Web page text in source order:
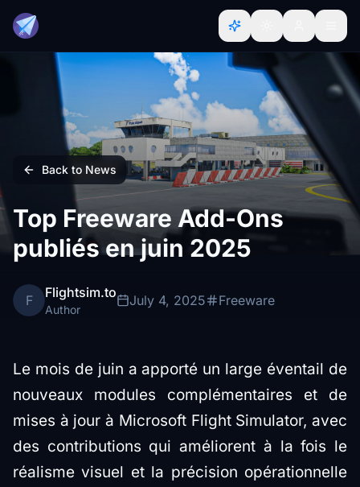
Back to News
Top Freeware Add-Ons
publiés en juin 2025
F Flightsim.to
Author
July 4, 2025 Freeware
Le mois de juin a apporté un large éventail de
nouveaux modules complémentaires et de
mises à jour à Microsoft Flight Simulator, avec
des contributions qui améliorent à la fois le
réalisme visuel et la précision opérationnelle